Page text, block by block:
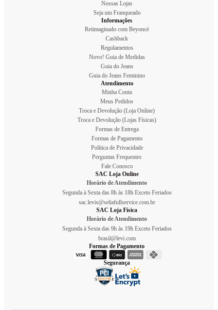
Nossas Lojas
Seja um Franqueado
Informações
Reiimaginado com Beyoncé
Cashback
Regulamentos
Novo! Guia de Medidas
Guia do Jeans
Guia do Jeans Feminino
Atendimento
Minha Conta
Meus Pedidos
Troca e Devolução (Loja Online)
Troca e Devolução (Lojas Físicas)
Formas de Entrega
Formas de Pagamento
Política de Privacidade
Perguntas Frequentes
Fale Conosco
SAC Loja Online
Horário de Atendimento
Segunda à Sexta das 8h às 18h Exceto Feriados
sac.levis@seliafullservice.com.br
SAC Loja Física
Horário de Atendimento
Segunda à Sexta das 9h às 19h Exceto Feriados
brasil@levi.com
Formas de Pagamento
Segurança